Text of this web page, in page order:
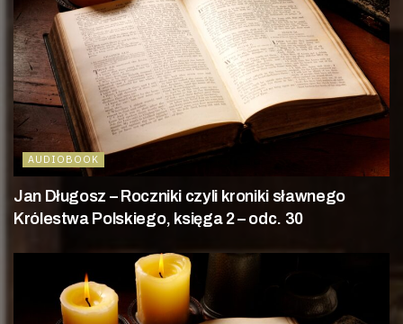
AUDIOBOOK
Jan Długosz – Roczniki czyli kroniki sławnego
Królestwa Polskiego, księga 2 – odc. 30